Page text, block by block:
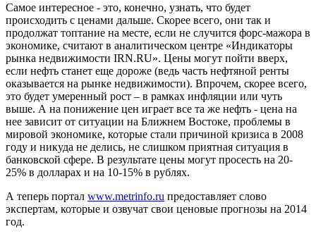
Самое интересное - это, конечно, узнать, что будет
происходить с ценами дальше. Скорее всего, они так и
продолжат топтание на месте, если не случится форс-мажора в
экономике, считают в аналитическом центре «Индикаторы
рынка недвижимости IRN.RU». Цены могут пойти вверх,
если нефть станет еще дороже (ведь часть нефтяной ренты
оказывается на рынке недвижимости). Впрочем, скорее всего,
это будет умеренный рост – в рамках инфляции или чуть
выше. А на понижение цен играет все та же нефть - цена на
нее зависит от ситуации на Ближнем Востоке, проблемы в
мировой экономике, которые стали причиной кризиса в 2008
году и никуда не делись, не слишком приятная ситуация в
банковской сфере. В результате цены могут просесть на 20-
25% в долларах и на 10-15% в рублях.
А теперь портал www.metrinfo.ru предоставляет слово
экспертам, которые и озвучат свои ценовые прогнозы на 2014
год.